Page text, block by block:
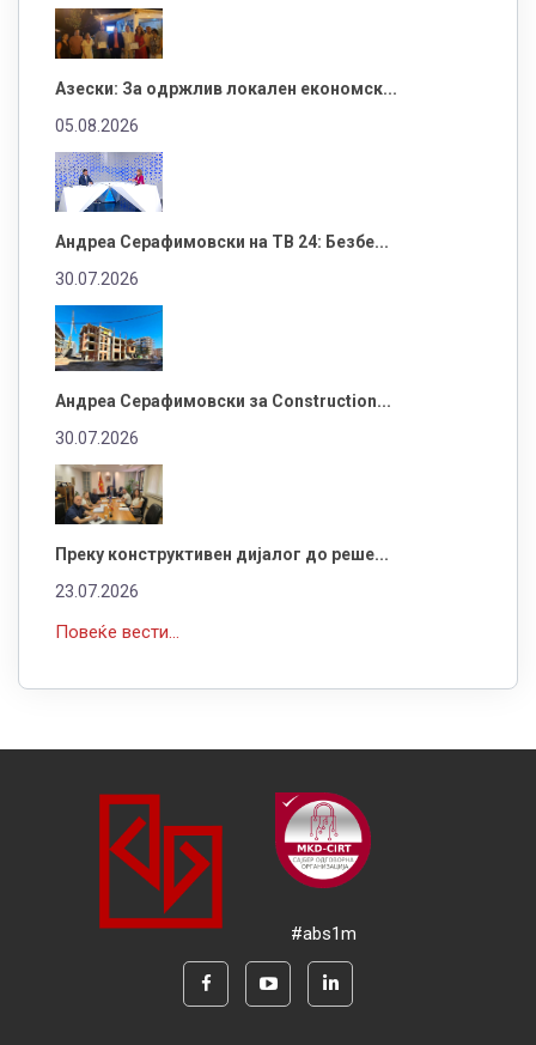
Азески: За одржлив локален економск...
05.08.2026
Андреа Серафимовски на ТВ 24: Безбе...
30.07.2026
Андреа Серафимовски за Construction...
30.07.2026
Преку конструктивен дијалог до реше...
23.07.2026
Повеќе вести...
#abs1m